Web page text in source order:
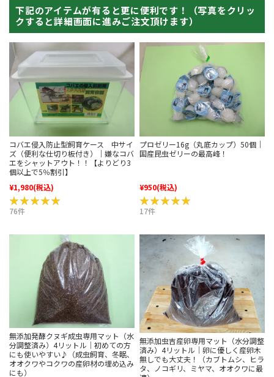
下記のアイテムが有ると更に便利です！（写真をクリッ
クすると詳細画面に進みご注文頂けます）
コバエ侵入防止型飼育ケース 中サイ
ズ（便利な仕切り板付き）｜嫌なコバ
エをシャットアウト！！【よりどり3
個以上で5％割引】
¥1,980(税込)
★★★★★
★★★★★
76件
プロゼリー16g（丸底カップ）50個｜
国産昆虫ゼリーの最高峰！
¥950(税込)
★★★★★
★★★★★
17件
無添加発酵クヌギ成虫専用マット（水
分調整済み）4リットル｜初めての方
にも使いやすい♪（成虫飼育、冬眠、
オオクワやコクワの産卵材の埋め込み
にも）
無添加虫吉産卵専用マット（水分調整
済み）4リットル｜卵に優しく産卵木
無しでも大丈夫！（カブトムシ、ヒラ
タ、ノコギリ、ミヤマ、オオクワに最